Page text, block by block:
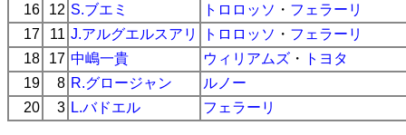
16
12 S.ブエミ トロロッソ ・ フェラーリ
17
11 J.アルグエルスアリ トロロッソ ・ フェラーリ
18
17 中嶋一貴 ウィリアムズ ・
トヨタ
19
8 R.グロージャン
ルノー
20
3 L.バドエル フェラーリ